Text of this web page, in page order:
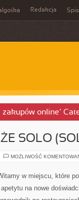
Redakcja
online’
SOLO
MOŻLIWOŚĆ
w miejscu, które
apetytu na nowe